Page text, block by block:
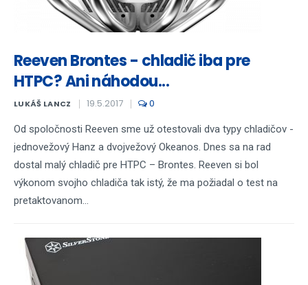
Reeven Brontes - chladič iba pre
HTPC? Ani náhodou...
LUKÁŠ LANCZ 19.5.2017 0
Od spoločnosti Reeven sme už otestovali dva typy chladičov -
jednovežový Hanz a dvojvežový Okeanos. Dnes sa na rad
dostal malý chladič pre HTPC – Brontes. Reeven si bol
výkonom svojho chladiča tak istý, že ma požiadal o test na
pretaktovanom...